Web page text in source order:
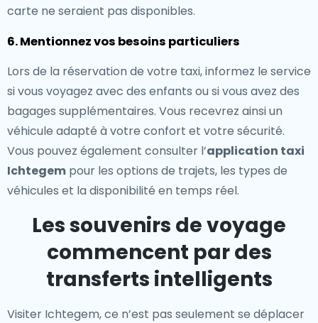
carte ne seraient pas disponibles.
6. Mentionnez vos besoins particuliers
Lors de la réservation de votre taxi, informez le service
si vous voyagez avec des enfants ou si vous avez des
bagages supplémentaires. Vous recevrez ainsi un
véhicule adapté à votre confort et votre sécurité.
Vous pouvez également consulter l’application taxi
Ichtegem pour les options de trajets, les types de
véhicules et la disponibilité en temps réel.
Les souvenirs de voyage
commencent par des
transferts intelligents
Visiter Ichtegem, ce n’est pas seulement se déplacer